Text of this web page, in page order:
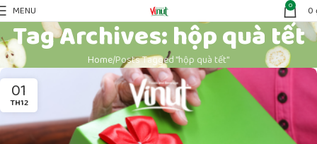
MENU 0 0
Tag Archives: hộp quà tết
HomePosts Tagged "hộp quà tết"
01
TH12